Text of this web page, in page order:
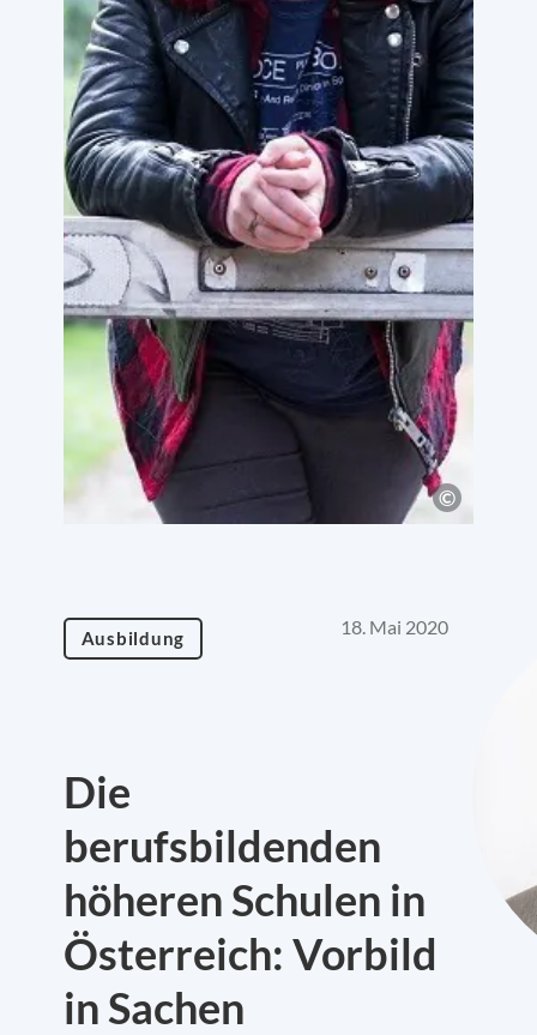
Ausbildung 18. Mai 2020
Die
berufsbildenden
höheren Schulen in
Österreich: Vorbild
in Sachen